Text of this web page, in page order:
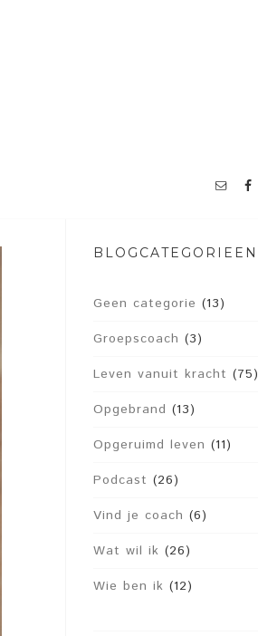
BLOGCATEGORIEËN
Geen categorie (13)
Groepscoach (3)
Leven vanuit kracht (75)
Opgebrand (13)
Opgeruimd leven (11)
Podcast (26)
Vind je coach (6)
Wat wil ik (26)
Wie ben ik (12)